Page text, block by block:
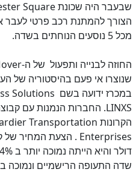
שבעבר היה שכונתSquare
מכל 5 נוסעים הנוחתים בשדה.
החוזה לבנייה ותפעול של ה-
שנוצרו אי פעם בהיסטוריה של
במכרז ידועה בשם Solutions
LINXS. החברות הנמנות עם
הקרונות Transportation
Enterprises